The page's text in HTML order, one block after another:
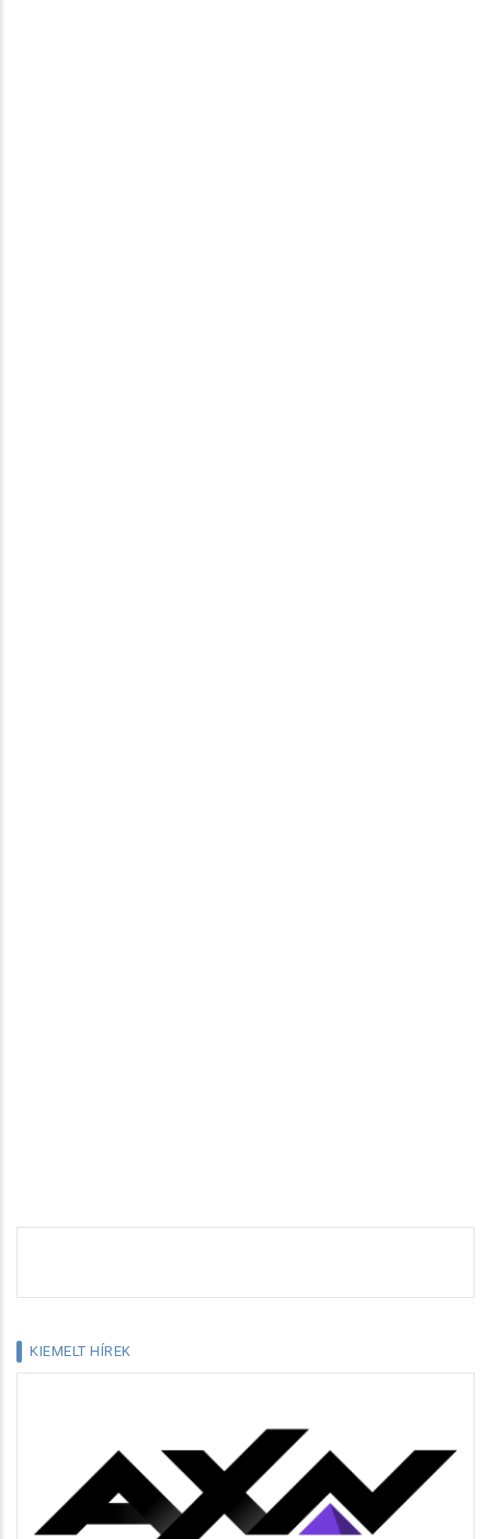
KIEMELT HÍREK